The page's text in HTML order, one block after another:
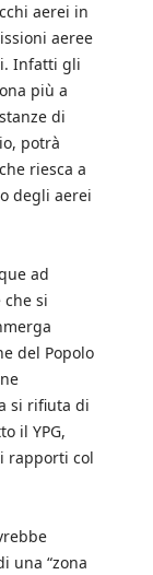
aerei in
aeree
Infatti gli
più a
di
potrà
riesca a
degli aerei
ad
si
del Popolo
si rifiuta di
il YPG,
rapporti col
una “zona